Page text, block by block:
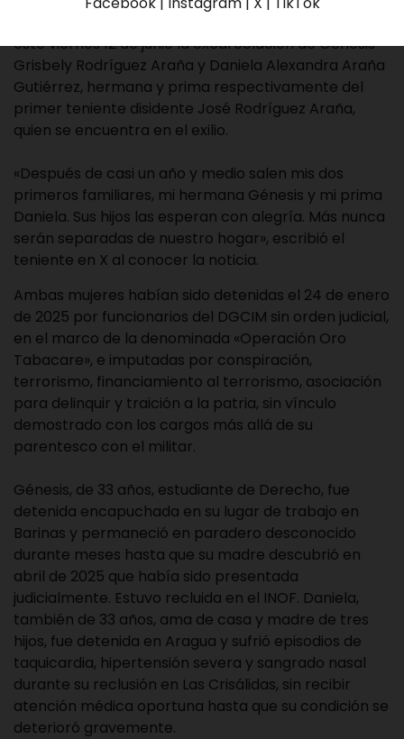
este viernes 12 de junio la excarcelación de Génesis
Grisbely Rodríguez Araña y Daniela Alexandra Araña
Gutiérrez, hermana y prima respectivamente del
primer teniente disidente José Rodríguez Araña,
quien se encuentra en el exilio.
«Después de casi un año y medio salen mis dos
primeros familiares, mi hermana Génesis y mi prima
Daniela. Sus hijos las esperan con alegría. Más nunca
serán separadas de nuestro hogar», escribió el
teniente en X al conocer la noticia.
Ambas mujeres habían sido detenidas el 24 de enero
de 2025 por funcionarios del DGCIM sin orden judicial,
en el marco de la denominada «Operación Oro
Tabacare», e imputadas por conspiración,
terrorismo, financiamiento al terrorismo, asociación
para delinquir y traición a la patria, sin vínculo
demostrado con los cargos más allá de su
parentesco con el militar.
Génesis, de 33 años, estudiante de Derecho, fue
detenida encapuchada en su lugar de trabajo en
Barinas y permaneció en paradero desconocido
durante meses hasta que su madre descubrió en
abril de 2025 que había sido presentada
judicialmente. Estuvo recluida en el INOF. Daniela,
también de 33 años, ama de casa y madre de tres
hijos, fue detenida en Aragua y sufrió episodios de
taquicardia, hipertensión severa y sangrado nasal
durante su reclusión en Las Crisálidas, sin recibir
atención médica oportuna hasta que su condición se
deterioró gravemente.